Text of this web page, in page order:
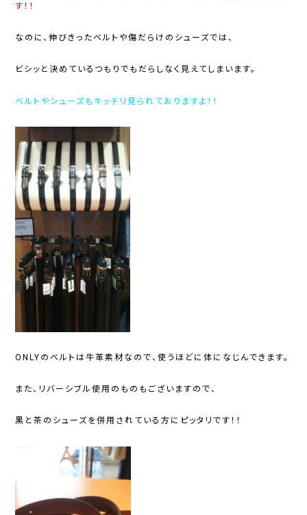
す！！
なのに、伸びきったベルトや傷だらけのシューズでは、
ビシッと決めているつもりでもだらしなく見えてしまいます。
ベルトやシューズもキッチリ見られておりますよ！！
ONLYのベルトは牛革素材なので、使うほどに体になじんできます。
また、リバーシブル使用のものもございますので、
黒と茶のシューズを併用されている方にピッタリです！！